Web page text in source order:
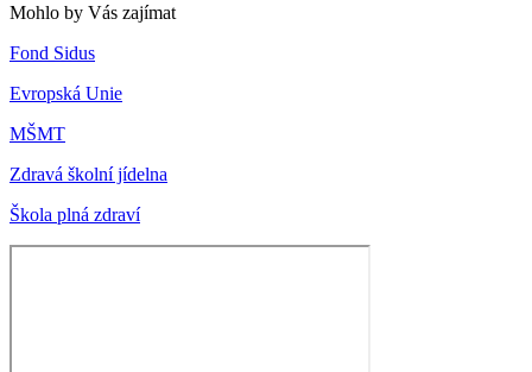
Mohlo by Vás zajímat
Fond Sidus
Evropská Unie
MŠMT
Zdravá školní jídelna
Škola plná zdraví